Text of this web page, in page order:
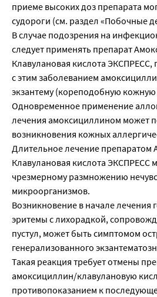
приеме высоких доз препарата
судороги (см. раздел «Побочные
В случае подозрения на
следует применять препарат
Клавулановая кислота ЭКСПРЕСС,
с этим заболеванием
экзантему (кореподобную
Одновременное применение
лечения амоксициллином может
возникновения кожных
Длительное лечение препаратом
Клавулановая кислота ЭКСПРЕСС
чрезмерному размножению
микроорганизмов.
Возникновение в начале лечения
эритемы с лихорадкой,
пустул, может быть симптомом
генерализованного
Такая реакция требует отмены
амоксициллин/клавулановую
противопоказанием к